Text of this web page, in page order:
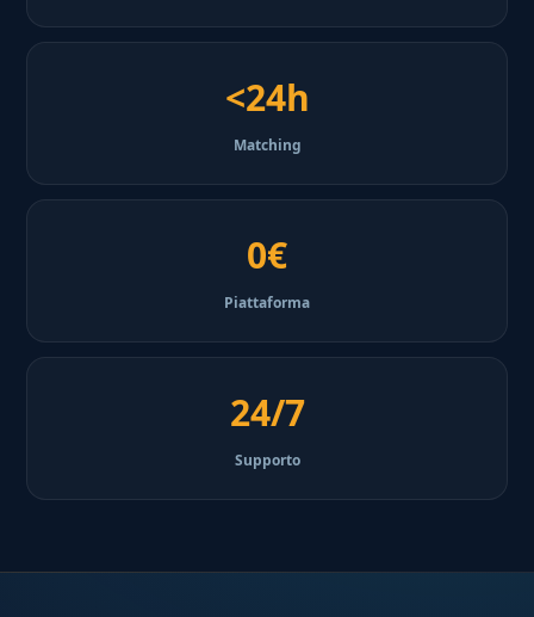
<24h
Matching
0€
Piattaforma
24/7
Supporto